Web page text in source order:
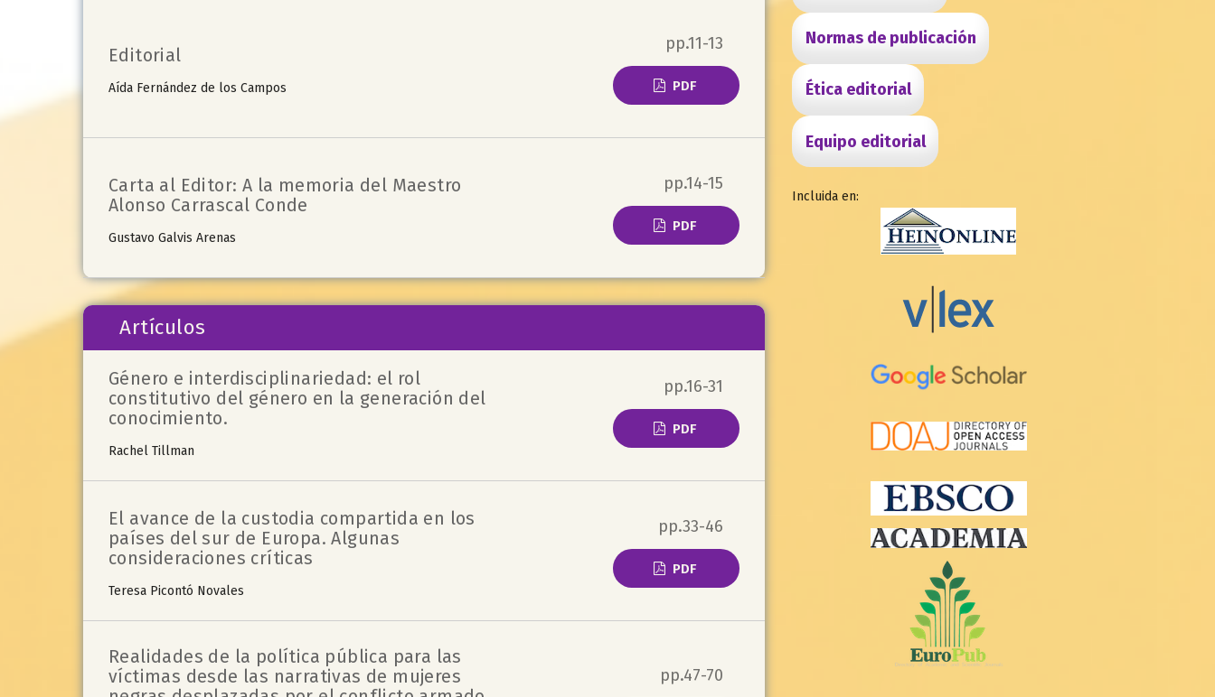
Editorial
Aída Fernández de los Campos
pp.11-13
PDF
Carta al Editor: A la memoria del Maestro
Alonso Carrascal Conde
Gustavo Galvis Arenas
pp.14-15
PDF
Artículos
Género e interdisciplinariedad: el rol
constitutivo del género en la generación del
conocimiento.
Rachel Tillman
pp.16-31
PDF
El avance de la custodia compartida en los
países del sur de Europa. Algunas
consideraciones críticas
Teresa Picontó Novales
pp.33-46
PDF
Realidades de la política pública para las
víctimas desde las narrativas de mujeres
pp.47-70
Normas de publicación
Ética editorial
Equipo editorial
Incluida en: